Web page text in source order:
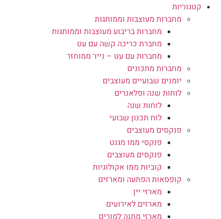
קטגוריות
מחברות מעוצבות וממותגות
מחברות בריבוע מעוצבות וממותגות
מחברת כריכה קשה עם עט
מחברות עם עט – נייר ממוחזר
מחברות מתכונים
יומנים שבועיים מעוצבים
לוחות שנה ופלאנרים
לוחות שנה
לוח תכנון שבועי
פנקסים מעוצבים
פנקסי ממו מגנט
פנקסים מעוצבים
קוביות ממו אקולוגיות
קופסאות הפתעה ומארזים
מארזי יין
מארזים לאירועים
מארזי מתנה למורים